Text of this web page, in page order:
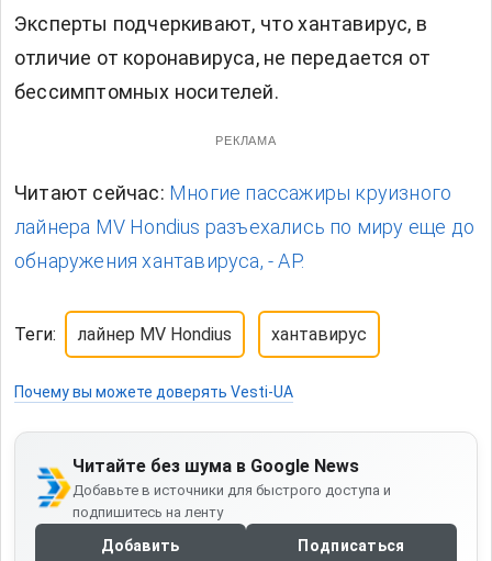
Эксперты подчеркивают, что хантавирус, в
отличие от коронавируса, не передается от
бессимптомных носителей.
РЕКЛАМА
Читают сейчас: Многие пассажиры круизного
лайнера MV Hondius разъехались по миру еще до
обнаружения хантавируса, - AP.
Теги: лайнер MV Hondius хантавирус
Почему вы можете доверять Vesti-UA
Читайте без шума в Google News
Добавьте в источники для быстрого доступа и
подпишитесь на ленту
Добавить Подписаться